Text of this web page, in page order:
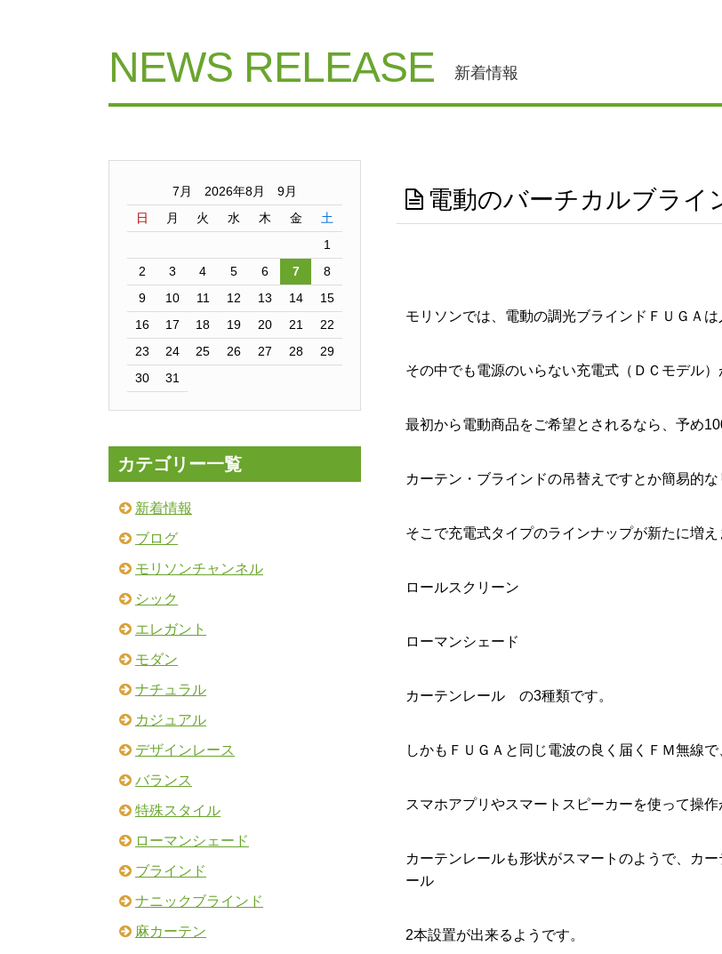
NEWS RELEASE 新着情報
電動のバーチカルブライ
モリソンでは、電動の調光ブラインドＦＵＧＡ
その中でも電源のいらない充電式（ＤＣモデル）
最初から電動商品をご希望とされるなら、予め
カーテン・ブラインドの吊替えですとか簡易的
そこで充電式タイプのラインナップが新たに増え
ロールスクリーン
ローマンシェード
カーテンレール の3種類です。
しかもＦＵＧＡと同じ電波の良く届くＦＭ無線
スマホアプリやスマートスピーカーを使って操作
カーテンレールも形状がスマートのようで、カ
ール
2本設置が出来るようです。
7月 2026年8月 9月
日
月 火 水 木 金
土
1
2
3 4 5 6 7
8
9
10 11 12 13 14
15
16
17 18 19 20 21
22
23
24 25 26 27 28
29
30
31
カテゴリー一覧
新着情報
ブログ
モリソンチャンネル
シック
エレガント
モダン
ナチュラル
カジュアル
デザインレース
バランス
特殊スタイル
ローマンシェード
ブラインド
ナニックブラインド
麻カーテン